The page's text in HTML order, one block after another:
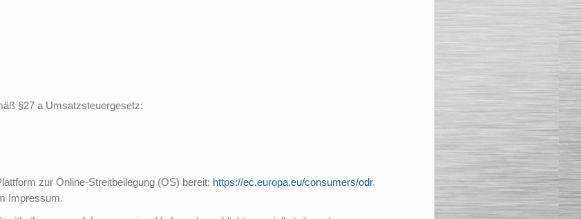
§27 a Umsatzsteuergesetz:
zur Online-Streitbeilegung (OS) bereit: https://ec.europa.eu/consumers/odr.
Impressum.